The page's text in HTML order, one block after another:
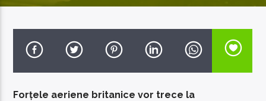
Forțele aeriene britanice vor trece la